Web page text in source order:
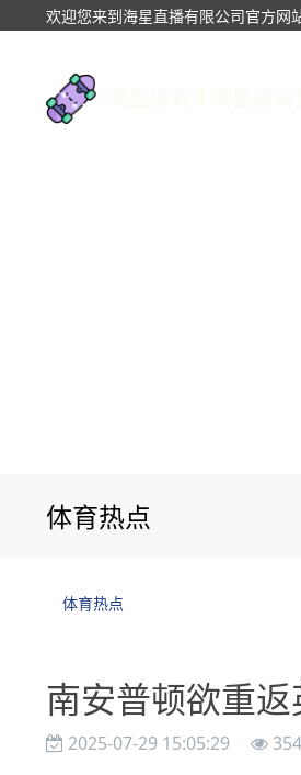
欢迎您来到海星直播有限公司官方网
体育热点
体育热点
南安普顿欲重
2025-07-29 15:05:29 354